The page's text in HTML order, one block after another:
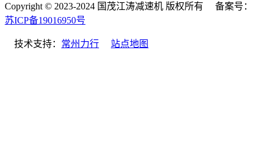
Copyright © 2023-2024 国茂江涛减速机 版权所有 备案号：
苏ICP备19016950号
技术支持： 常州力行 站点地图